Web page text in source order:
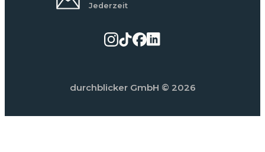
Jederzeit
durchblicker GmbH © 2026